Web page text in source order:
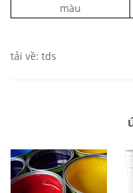
màu
tải về: tds